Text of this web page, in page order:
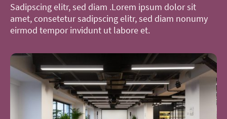
Sadipscing elitr, sed diam .Lorem ipsum dolor sit
amet, consetetur sadipscing elitr, sed diam nonumy
eirmod tempor invidunt ut labore et.